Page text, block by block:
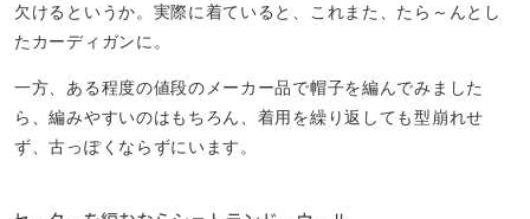
欠けるというか。実際に着ていると、これまた、たら～んとし
たカーディガンに。
一方、ある程度の値段のメーカー品で帽子を編んでみました
ら、編みやすいのはもちろん、着用を繰り返しても型崩れせ
ず、古っぽくならずにいます。